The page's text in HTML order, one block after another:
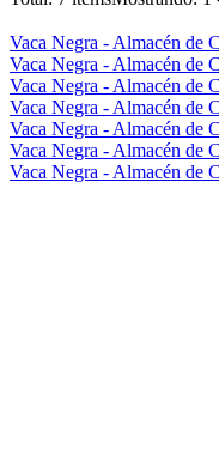
Vaca Negra - Almacén de
Vaca Negra - Almacén de
Vaca Negra - Almacén de
Vaca Negra - Almacén de
Vaca Negra - Almacén de
Vaca Negra - Almacén de
Vaca Negra - Almacén de